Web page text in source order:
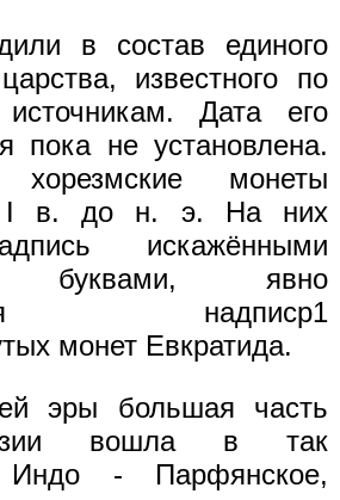
в состав единого
известного по
Дата его
пока не установлена.
хорезмские монеты
I в. до н. э. На них
искажёнными
буквами, явно
надписр1
монет Евкратида.
эры большая часть
вошла в так
Индо - Парфянское,